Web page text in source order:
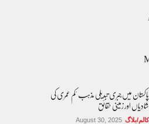
پاکستان میں جبری تبدیلی مذہب 'کم عمری کی
شادیاں اور زمینی حقائق
کالم/بلاگ August 30, 2025